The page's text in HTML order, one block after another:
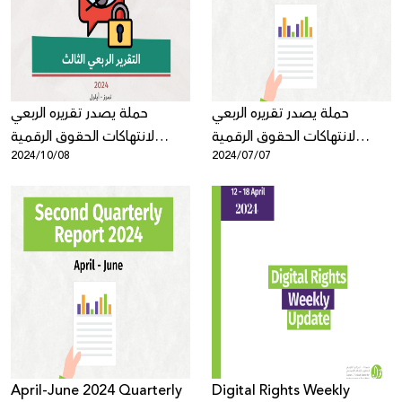
حملة يصدر تقريره الربعي
لانتهاكات الحقوق الرقمية
الفلسطينية: تموز - أيلول 20242024/10/08
حملة يصدر تقريره الربعي
لانتهاكات الحقوق الرقمية
الفلسطينية: نيسان - حزيران
2024
2024/07/07
April-June 2024 Quarterly
Digital Rights Weekly